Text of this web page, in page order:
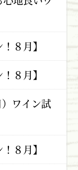
８月】
８月】
ワイン試
８月】